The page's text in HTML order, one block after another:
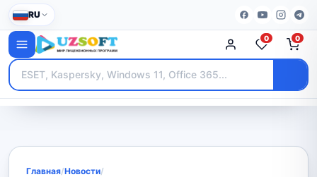
RU
0 0
Главная/Новости/